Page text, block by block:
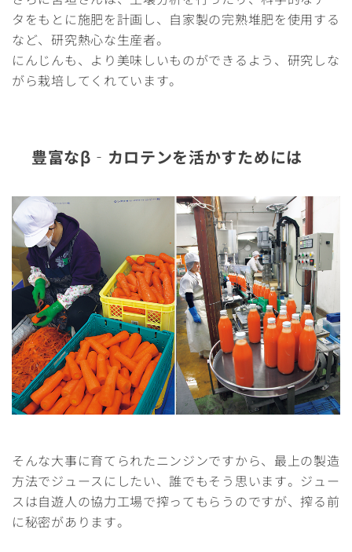
タをもとに施肥を計画し、自家製の完熟堆肥を使用する
など、研究熱心な生産者。
にんじんも、より美味しいものができるよう、研究しな
がら栽培してくれています。
豊富なβ‐カロテンを活かすためには
そんな大事に育てられたニンジンですから、最上の製造
方法でジュースにしたい、誰でもそう思います。ジュー
スは自遊人の協力工場で搾ってもらうのですが、搾る前
に秘密があります。